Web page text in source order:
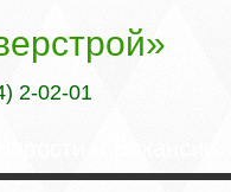
2-02-01